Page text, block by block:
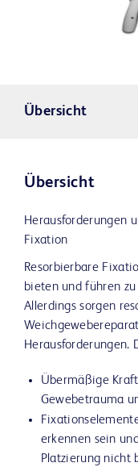
Übersicht
Übersicht
Herausforderungen
Fixation
Resorbierbare
bieten und führen
Allerdings sorgen
Herausforderungen.
Übermäßige
Gewebetrauma
erkennen sein
Platzierung nicht